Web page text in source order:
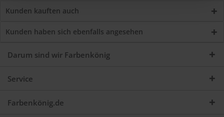
Kunden kauften auch
Kunden haben sich ebenfalls angesehen
Darum sind wir Farbenkönig
Service
Farbenkönig.de